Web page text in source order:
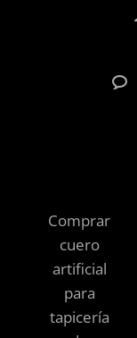
Comprar
cuero
artificial
para
tapicería